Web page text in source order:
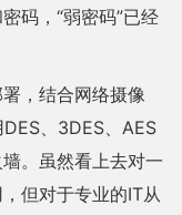
码，“弱密码”已经
，结合网络摄像
、3DES、AES
。虽然看上去对一
但对于专业的IT从